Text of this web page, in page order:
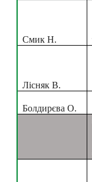
Смик Н.
Лісняк В.
Болдирєва О.